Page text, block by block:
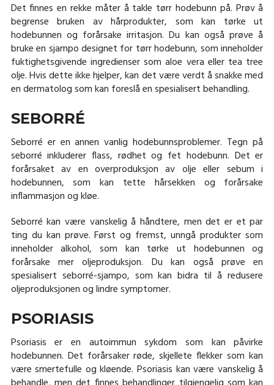
Det finnes en rekke måter å takle tørr hodebunn på. Prøv å
begrense bruken av hårprodukter, som kan tørke ut
hodebunnen og forårsake irritasjon. Du kan også prøve å
bruke en sjampo designet for tørr hodebunn, som inneholder
fuktighetsgivende ingredienser som aloe vera eller tea tree
olje. Hvis dette ikke hjelper, kan det være verdt å snakke med
en dermatolog som kan foreslå en spesialisert behandling.
SEBORRÉ
Seborré er en annen vanlig hodebunnsproblemer. Tegn på
seborré inkluderer flass, rødhet og fet hodebunn. Det er
forårsaket av en overproduksjon av olje eller sebum i
hodebunnen, som kan tette hårsekken og forårsake
inflammasjon og kløe.
Seborré kan være vanskelig å håndtere, men det er et par
ting du kan prøve. Først og fremst, unngå produkter som
inneholder alkohol, som kan tørke ut hodebunnen og
forårsake mer oljeproduksjon. Du kan også prøve en
spesialisert seborré-sjampo, som kan bidra til å redusere
oljeproduksjonen og lindre symptomer.
PSORIASIS
Psoriasis er en autoimmun sykdom som kan påvirke
hodebunnen. Det forårsaker røde, skjellete flekker som kan
være smertefulle og kløende. Psoriasis kan være vanskelig å